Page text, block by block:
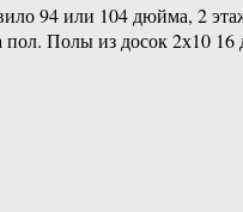
94 или 104 дюйма, 2
Полы из досок 2х10 16